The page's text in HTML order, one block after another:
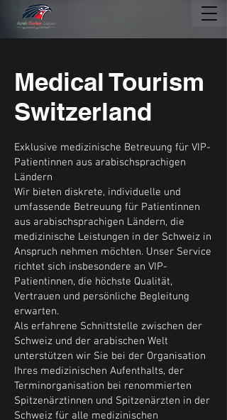
Medical Tourism
Switzerland
Exklusive medizinische Betreuung für VIP-
Patientinnen aus arabischsprachigen
Ländern
Wir bieten diskrete, individuelle und
umfassende Betreuung für Patientinnen
aus arabischsprachigen Ländern, die
medizinische Leistungen in der Schweiz in
Anspruch nehmen möchten. Unser Service
richtet sich insbesondere an VIP-
Patientinnen, die höchste Qualität,
Vertrauen und persönliche Begleitung
erwarten.
Als erfahrene Schnittstelle zwischen der
Schweiz und der arabischen Welt
unterstützen wir Sie bei der Organisation
Ihres medizinischen Aufenthalts, der
Terminorganisation bei renommierten
Spitzenärztinnen und Spitzenärzten in der
Schweiz für alle medizinischen